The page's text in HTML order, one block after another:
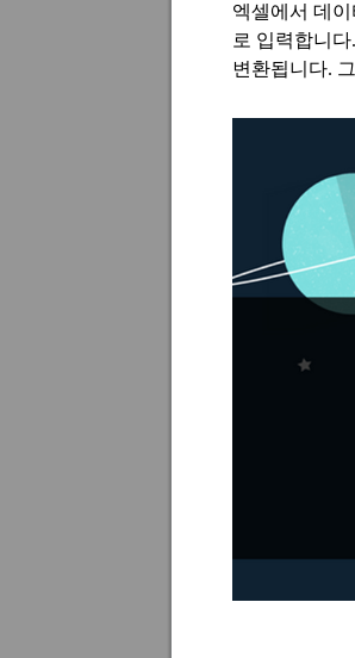
엑셀에서 데
로 입력합니다.
변환됩니다.